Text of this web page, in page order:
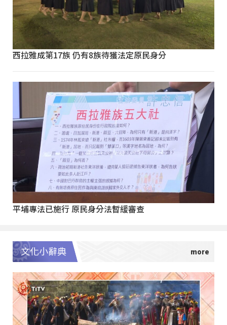
西拉雅成第17族 仍有8族待獲法定原民身分
平埔專法已施行 原民身分法暫緩審查
文化小辭典